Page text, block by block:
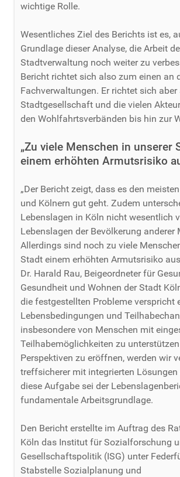
wichtige Rolle.
Wesentliches Ziel des Berichts ist es,
Grundlage dieser Analyse, die Arbeit
Stadtverwaltung noch weiter zu
Bericht richtet sich also zum einen an
Fachverwaltungen. Er richtet sich
Stadtgesellschaft und die vielen
den Wohlfahrtsverbänden bis hin zur
„Zu viele Menschen in unserer
einem erhöhten Armutsrisiko
„Der Bericht zeigt, dass es den
und Kölnern gut geht. Zudem
Lebenslagen in Köln nicht wesentlich
Lebenslagen der Bevölkerung anderer
Allerdings sind noch zu viele
Stadt einem erhöhten Armutsrisiko
Dr. Harald Rau, Beigeordneter für
Gesundheit und Wohnen der Stadt
die festgestellten Probleme verspricht
Lebensbedingungen und
insbesondere von Menschen mit
Teilhabemöglichkeiten zu
Perspektiven zu eröffnen, werden wir
treffsicherer mit integrierten Lösungen
diese Aufgabe sei der
fundamentale Arbeitsgrundlage.
Den Bericht erstellte im Auftrag des
Köln das Institut für Sozialforschung
Gesellschaftspolitik (ISG) unter
Stabstelle Sozialplanung und